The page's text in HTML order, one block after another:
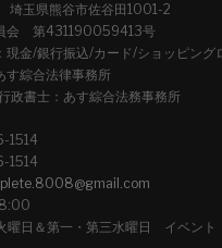
玉県熊谷市佐谷田1001-2
会 第431190059413号
現金/銀行振込/カード/ショッピング
す綜合法律事務所
政書士：あす綜合法務事務所
1514
1514
曜日＆第一・第三水曜日 イベント